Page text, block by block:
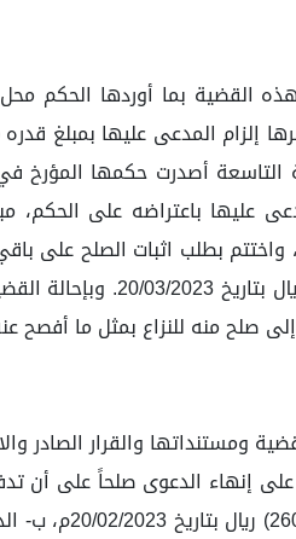
القضية بما أوردها الحكم محل
صلح منه للنزاع بمثل ما أفصح
ومستنداتها والقرار